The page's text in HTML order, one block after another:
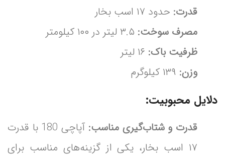
قدرت: حدود ۱۷ اسب بخار
مصرف سوخت:
ظرفیت باک:
وزن:
دلایل محبوبیت:
قدرت و شتاب‌گیری مناسب:
آپاچی 180 با قدرت
۱۷ اسب بخار، یکی از گزینه‌های مناسب برای